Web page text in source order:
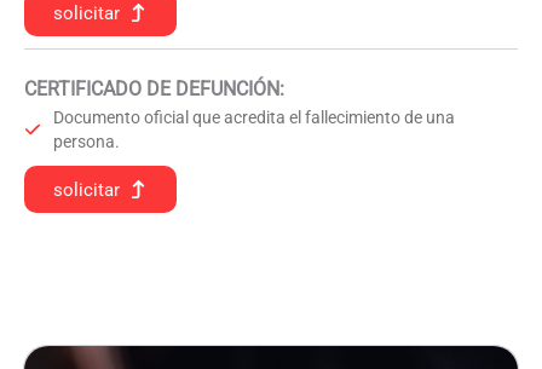
solicitar
CERTIFICADO DE DEFUNCIÓN:
Documento oficial que acredita el fallecimiento de una
persona.
solicitar